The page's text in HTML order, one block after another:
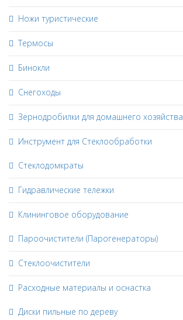
Ножи туристические
Термосы
Бинокли
Снегоходы
Зернодробилки для домашнего хозяйства
Инструмент для Стеклообработки
Стеклодомкраты
Гидравлические тележки
Клининговое оборудование
Пароочистители (Парогенераторы)
Стеклоочистители
Расходные материалы и оснастка
Диски пильные по дереву